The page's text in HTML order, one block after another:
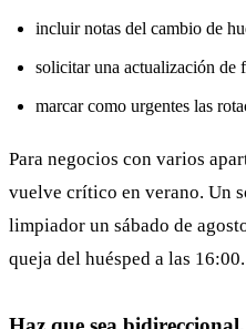
incluir notas del cambio de
solicitar una actualización de
marcar como urgentes las
Para negocios con varios
vuelve crítico en verano. Un
limpiador un sábado de
queja del huésped a las 16:00.